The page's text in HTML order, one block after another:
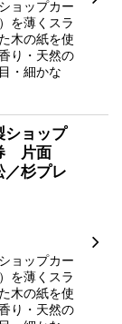
ョップカー
を薄くスラ
木の紙を使
り・天然の
・細かな
ショップ
片面
杉プレ
ョップカー
を薄くスラ
木の紙を使
り・天然の